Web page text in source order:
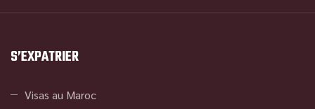
S’EXPATRIER
Visas au Maroc